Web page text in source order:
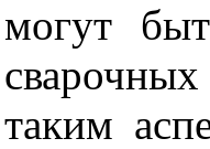
могут
сварочных
таким